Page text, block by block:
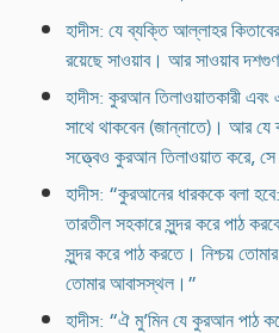
হাদীস: যে ব্যক্তি আল্লাহর
রয়েছে সাওয়াব। আর সাওয়াব
হাদীস: কুরআন তিলাওয়াতকারী এবং
সাথে থাকবেন (জান্নাতে)। আর যে
সত্ত্বেও কুরআন তিলাওয়াত করে, সে
হাদীস: “কুরআনের ধারককে বলা
তারতীল সহকারে সুন্দর করে পাঠ
সুন্দর করে পাঠ করতে। নিশ্চয়
তোমার আবাসস্থল।”
হাদীস: “ঐ মু’মিন যে কুরআন পাঠ